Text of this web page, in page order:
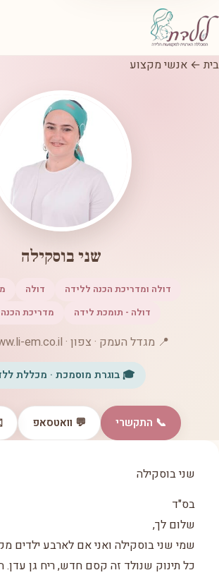
בית ← אנשי מקצוע
שני בוסקילה
דולה ומדריכת הכנה ללידה דולה
דולה - תומכת לידה
מדריכת
📍 מגדל העמק · צפון · http://www.li-em.co.il/
🎓 בוגרת מוסמכת · מכללת
📞 התקשרי 💬 וואטסאפ
שני בוסקילה
בס"ד
שלום לך,
שמי שני בוסקילה ואני אם לארבע ילדים
כל תינוק שנולד זה קסם חדש, ריח גן